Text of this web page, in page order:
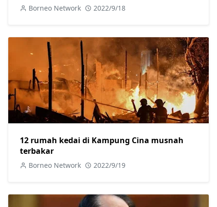
Borneo Network 2022/9/18
12 rumah kedai di Kampung Cina musnah
terbakar
Borneo Network 2022/9/19